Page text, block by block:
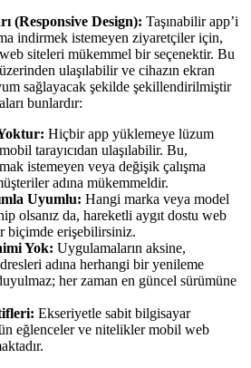
(Responsive Design): Taşınabilir app’i
indirmek istemeyen ziyaretçiler için,
siteleri mükemmel bir seçenektir. Bu
ulaşılabilir ve cihazın ekran
sağlayacak şekilde şekillendirilmiştir
bunlardır:
Hiçbir app yüklemeye lüzum
tarayıcıdan ulaşılabilir. Bu,
istemeyen veya değişik çalışma
adına mükemmeldir.
Uyumlu: Hangi marka veya model
olsanız da, hareketli aygıt dostu web
biçimde erişebilirsiniz.
Yok: Uygulamaların aksine,
adına herhangi bir yenileme
her zaman en güncel sürümüne
Ekseriyetle sabit bilgisayar
eğlenceler ve nitelikler mobil web